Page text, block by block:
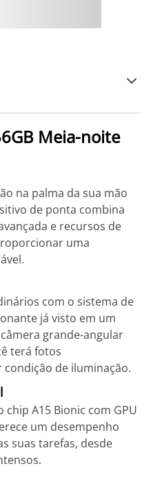
Meia-noite
na palma da sua mão
de ponta combina
e recursos de
uma
com o sistema de
já visto em um
grande-angular
terá fotos
de iluminação.
A15 Bionic com GPU
um desempenho
suas tarefas, desde